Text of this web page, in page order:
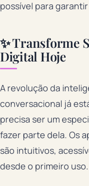
possível para
✨ Transforme
Digital Hoje
A revolução da
conversacional já
precisa ser um
fazer parte dela. Os
são intuitivos,
desde o primeiro uso.